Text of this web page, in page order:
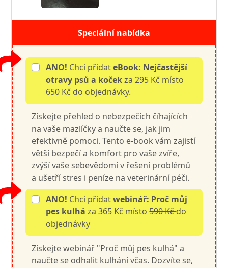
Speciální nabídka
ANO! Chci přidateBook: Nejčastější
otravy psů a kočekza 295 Kč místo
650 Kčdo objednávky.
Získejte přehled o nebezpečích číhajících
na vaše mazlíčky a naučte se, jak jim
efektivně pomoci. Tento e-book vám zajistí
větší bezpečí a komfort pro vaše zvíře,
zvýší vaše sebevědomí v řešení problémů
a ušetří stres i peníze na veterinární péči.
ANO! Chci přidatwebinář: Proč můj
pes kulháza 365 Kč místo590 Kčdo
objednávky
Získejte webinář "Proč můj pes kulhá" a
naučte se odhalit kulhání včas. Dozvíte se,